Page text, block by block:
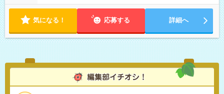
8時間 シフト例 ・10時00分～19時00分 ・10時00分～18時00分
気になる！ 応募する 詳細へ